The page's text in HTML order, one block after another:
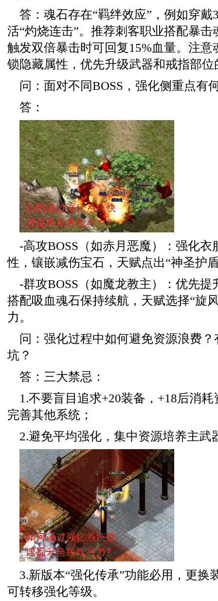
答：魂石存在“羁绊效应”，例如穿戴
活“灼烧连击”。推荐刺客职业搭配暴击
触发双倍暴击时可回复15%血量。注意
锁隐藏属性，优先升级武器和戒指部位
问：面对不同BOSS，强化侧重点有
答：
-高攻BOSS（如赤月恶魔）：强化
性，镶嵌减伤宝石，天赋点出“神圣护
-群攻BOSS（如魔龙教主）：优先
搭配吸血魂石保持续航，天赋选择“旋
力。
问：强化过程中如何避免资源浪费
坑？
答：三大禁忌：
1.不要盲目追求+20装备，+18后消
完善其他系统；
2.避免平均强化，集中资源培养主武
3.新版本“强化传承”功能必用，更换
可转移强化等级。